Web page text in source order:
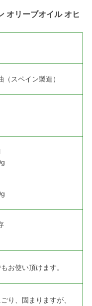
オリーブオイル オヒ
スペイン製造）
お使い頂けます。
り、固まりますが、